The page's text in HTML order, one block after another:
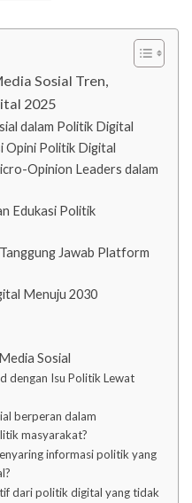
Sosial Tren,
2025
dalam Politik Digital
Opini Politik Digital
Opinion Leaders dalam
Edukasi Politik
Jawab Platform
Menuju 2030
Sosial
dengan Isu Politik Lewat
berperan dalam
masyarakat?
informasi politik yang
dari politik digital yang tidak